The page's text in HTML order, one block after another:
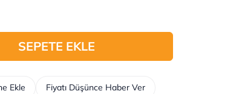
SEPETE EKLE
Ekle Fiyatı Düşünce Haber Ver